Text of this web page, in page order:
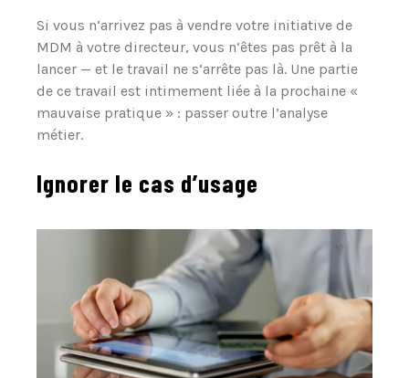
Si vous n‘arrivez pas à vendre votre initiative de
MDM à votre directeur, vous n‘êtes pas prêt à la
lancer — et le travail ne s‘arrête pas là. Une partie
de ce travail est intimement liée à la prochaine «
mauvaise pratique » : passer outre l’analyse
métier.
Ignorer le cas d’usage